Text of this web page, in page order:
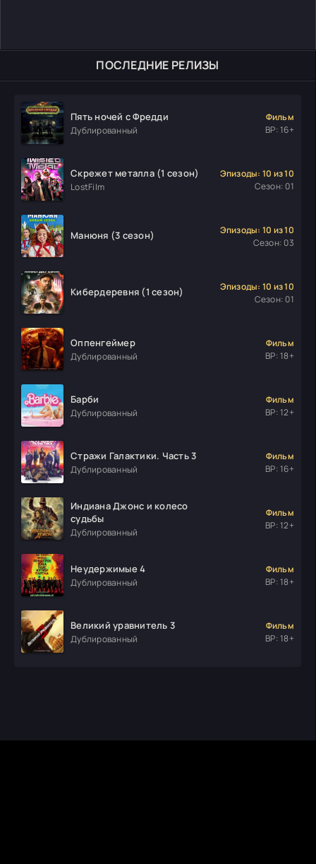
ПОСЛЕДНИЕ РЕЛИЗЫ
Пять ночей с Фредди
Дублированный
Фильм
ВР: 16+
Скрежет металла (1 сезон)
LostFilm
Эпизоды: 10 из 10
Сезон: 01
Манюня (3 сезон)
Эпизоды: 10 из 10
Сезон: 03
Кибердеревня (1 сезон)
Эпизоды: 10 из 10
Сезон: 01
Оппенгеймер
Дублированный
Фильм
ВР: 18+
Барби
Дублированный
Фильм
ВР: 12+
Стражи Галактики. Часть 3
Дублированный
Фильм
ВР: 16+
Индиана Джонс и колесо
судьбы
Дублированный
Фильм
ВР: 12+
Неудержимые 4
Дублированный
Фильм
ВР: 18+
Великий уравнитель 3
Дублированный
Фильм
ВР: 18+